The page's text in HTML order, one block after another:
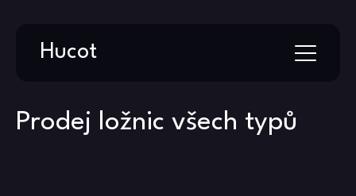
Hucot
Prodej ložnic všech typů